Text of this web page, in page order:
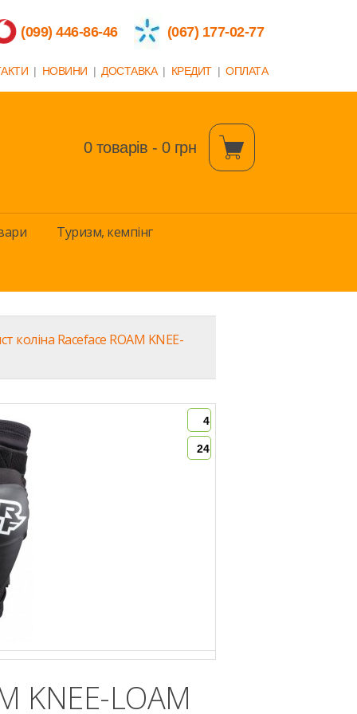
(067) 177-02-77
(099) 446-86-46
| НОВИНИ | ДОСТАВКА | КРЕДИТ | ОПЛАТА
0 товарів - 0 грн
Туризм, кемпінг
коліна Raceface ROAM KNEE-
4
24
KNEE-LOAM